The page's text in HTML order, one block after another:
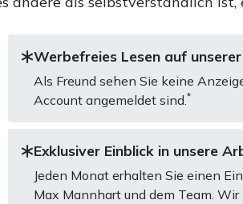
Werbefreies Lesen auf
Als Freund sehen Sie keine
Account angemeldet sind. *
Exklusiver Einblick in unsere
Jeden Monat erhalten Sie einen
Max Mannhart und dem Team.